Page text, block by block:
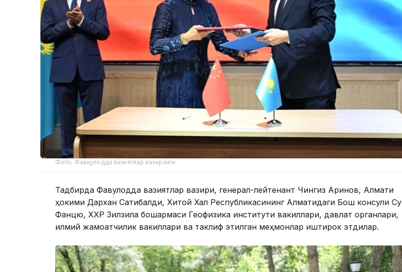
Фото: Фавқулодда вазиятлар вазирлиги
Тадбирда Фавқулодда вазиятлар вазири, генерал-лейтенант Чингиз Аринов, Алмати
ҳокими Дархан Сатибалди, Хитой Халқ Республикасининг Алматидаги Бош консули Су
Фанцю, ХХР Зилзила бошқармаси Геофизика институти вакиллари, давлат органлари,
илмий жамоатчилик вакиллари ва таклиф этилган меҳмонлар иштирок этдилар.